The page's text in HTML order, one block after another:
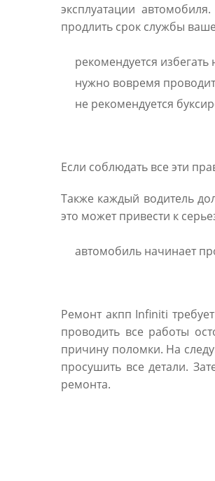
эксплуатации
продлить срок службы
рекомендуется
нужно вовремя
не рекомендуется
Если соблюдать все эти
Также каждый водитель
это может привести к
автомобиль начинает
Ремонт акпп Infiniti
проводить все работы
причину поломки. На
просушить все детали.
ремонта.